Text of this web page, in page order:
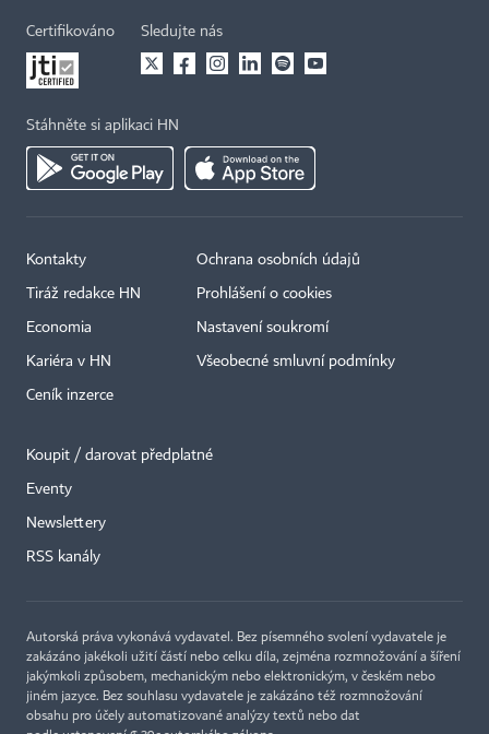
Certifikováno Sledujte nás
Stáhněte si aplikaci HN
Kontakty
Tiráž redakce HN
Economia
Kariéra v HN
Ceník inzerce
Ochrana osobních údajů
Prohlášení o cookies
Nastavení soukromí
Všeobecné smluvní podmínky
Koupit / darovat předplatné
Eventy
Newslettery
RSS kanály
Autorská práva vykonává vydavatel. Bez písemného svolení vydavatele je
zakázáno jakékoli užití částí nebo celku díla, zejména rozmnožování a šíření
jakýmkoli způsobem, mechanickým nebo elektronickým, v českém nebo
jiném jazyce. Bez souhlasu vydavatele je zakázáno též rozmnožování
obsahu pro účely automatizované analýzy textů nebo dat